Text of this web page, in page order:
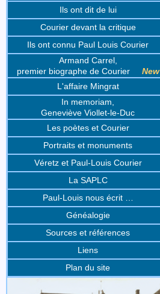
Ils ont dit de lui
Courier devant la critique
Ils ont connu Paul Louis Courier
Armand Carrel,
premier biographe de CourierNew
L'affaire Mingrat
In memoriam,
Geneviève Viollet-le-Duc
Les poètes et Courier
Portraits et monuments
Véretz et Paul-Louis Courier
La SAPLC
Paul-Louis nous écrit …
Généalogie
Sources et références
Liens
Plan du site